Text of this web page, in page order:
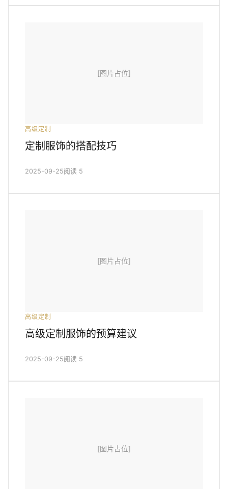
[图片占位]
高级定制
定制服饰的搭配技巧
2025-09-25阅读 5
[图片占位]
高级定制
高级定制服饰的预算建议
2025-09-25阅读 5
[图片占位]